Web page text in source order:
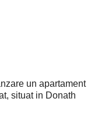
un apartament
situat in Donath